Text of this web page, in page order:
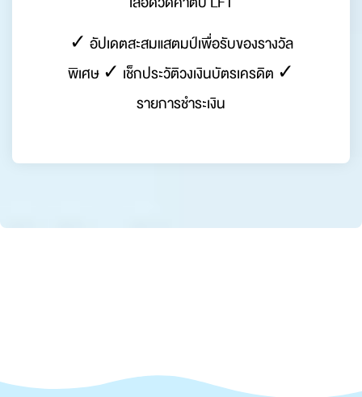
✓ อัปเดตสะสมแสตมป์เพื่อรับของรางวัล
พิเศษ ✓ เช็กประวัติวงเงินบัตรเครดิต ✓
รายการชำระเงิน